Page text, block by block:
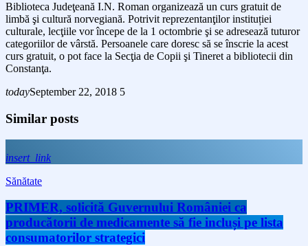
Biblioteca Judeţeană I.N. Roman organizează un curs gratuit de
limbă şi cultură norvegiană. Potrivit reprezentanţilor instituției
culturale, lecţiile vor începe de la 1 octombrie şi se adresează tuturor
categoriilor de vârstă. Persoanele care doresc să se înscrie la acest
curs gratuit, o pot face la Secţia de Copii şi Tineret a bibliotecii din
Constanţa.
todaySeptember 22, 2018 5
Similar posts
insert_link
Sănătate
PRIMER, solicită Guvernului României ca
producătorii de medicamente să fie incluși pe lista
consumatorilor strategici